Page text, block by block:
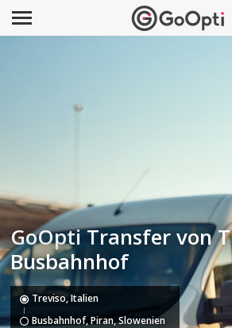
GoOpti Transfer von
Busbahnhof
Treviso, Italien
Busbahnhof, Piran, Slowenien